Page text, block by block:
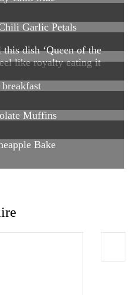
Garlic Petals
dish ‘Queen of the
like royalty eating it
Muffins
Bake